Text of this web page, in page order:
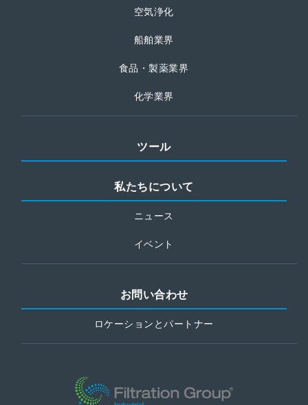
空気浄化
船舶業界
食品・製薬業界
化学業界
ツール
私たちについて
ニュース
イベント
お問い合わせ
ロケーションとパートナー